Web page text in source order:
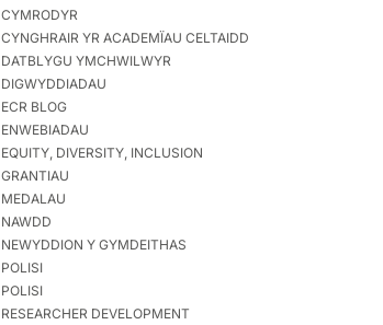
CYMRODYR
CYNGHRAIR YR ACADEMÏAU CELTAIDD
DATBLYGU YMCHWILWYR
DIGWYDDIADAU
ECR BLOG
ENWEBIADAU
EQUITY, DIVERSITY, INCLUSION
GRANTIAU
MEDALAU
NAWDD
NEWYDDION Y GYMDEITHAS
POLISI
POLISI
RESEARCHER DEVELOPMENT